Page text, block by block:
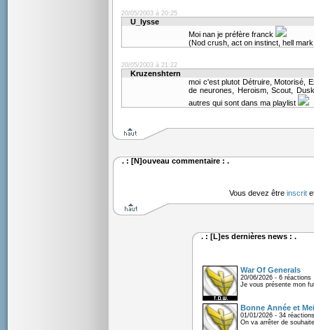
20/05/2003 à 20:25
U_lysse
Moi nan je préfère franck
(Nod crush, act on instinct, hell
20/05/2003 à 21:22
Kruzenshtern
moi c'est plutot Détruire, Motorisé,
de neurones, Heroism, Scout,
autres qui sont dans ma playlist
. : [N]ouveau commentaire : .
Vous devez être inscrit
. : [L]es dernières news : .
War Of Generals
20/06/2026 - 6 réactions
Je vous présente mon
Bonne Année et
01/01/2026 - 34 réactions
On va arrêter de